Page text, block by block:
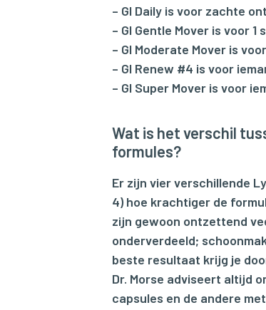
– GI Daily is voor zachte
– GI Gentle Mover is voor
– GI Moderate Mover is
– GI Renew #4 is voor
– GI Super Mover is voor
Wat is het verschil
formules?
Er zijn vier verschillende
4) hoe krachtiger de
zijn gewoon ontzettend
onderverdeeld;
beste resultaat krijg je
Dr. Morse adviseert altijd
capsules en de andere